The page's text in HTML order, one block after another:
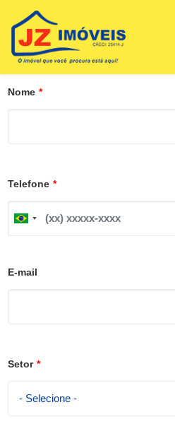
Nome *
Telefone *
B
i
E-mail
Setor *